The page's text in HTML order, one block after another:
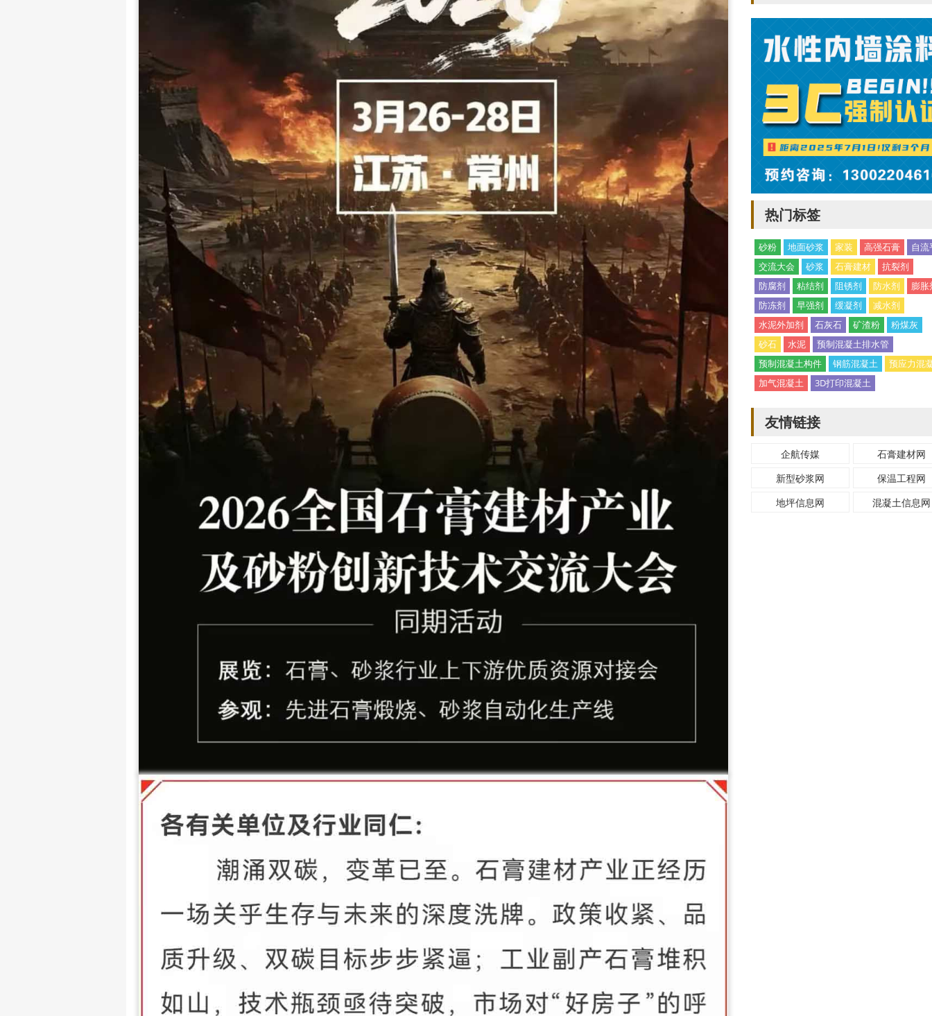
热门标签
砂粉 地面砂浆 家装 高强石膏
自流
交流大会
砂浆 石膏建材
抗裂剂
防腐剂
粘结剂 阻锈剂 防水剂
膨胀
防冻剂
早强剂 缓凝剂
减水剂
水泥外加剂
石灰石 矿渣粉
粉煤灰
砂石
水泥
预制混凝土排水管
预制混凝土构件
钢筋混凝土
预应力混
加气混凝土
3D打印混凝土
友情链接
企航传媒
石膏建材网
新型砂浆网
保温工程网
地坪信息网
混凝土信息网